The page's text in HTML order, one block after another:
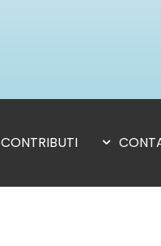
CONTRIBUTI